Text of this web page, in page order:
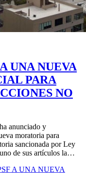
UNA NUEVA
PARA
NO
anunciado y
moratoria para
sancionada por Ley
de sus artículos la…
A UNA NUEVA